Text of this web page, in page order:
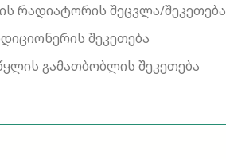
რადიატორის შეცვლა/შეკეთება
შეკეთება
გამათბობლის შეკეთება